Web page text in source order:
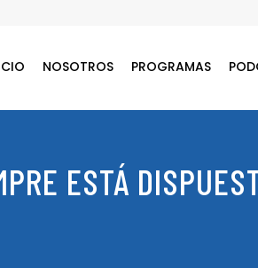
NOSOTROS PROGRAMAS
ESTÁ